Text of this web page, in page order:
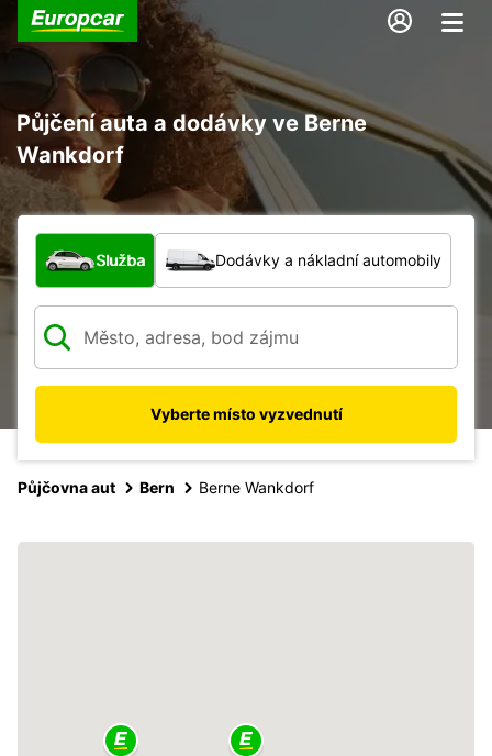
Půjčení auta a dodávky ve Berne
Wankdorf
Jaký typ vozidla?
Služba Dodávky a nákladní automobily
Vyberte místo vyzvednutí
Půjčovna aut Bern Berne Wankdorf